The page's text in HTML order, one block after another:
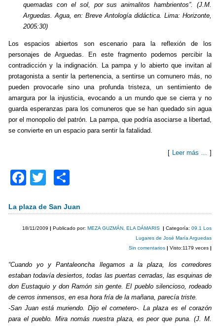
quemadas con el sol, por sus animalitos hambrientos”. (J.M.
Arguedas. Agua, en: Breve Antología didáctica. Lima: Horizonte,
2005:30)
Los espacios abiertos son escenario para la reflexión de los
personajes de Arguedas. En este fragmento podemos percibir la
contradicción y la indignación. La pampa y lo abierto que invitan al
protagonista a sentir la pertenencia, a sentirse un comunero más, no
pueden provocarle sino una profunda tristeza, un sentimiento de
amargura por la injusticia, evocando a un mundo que se cierra y no
guarda esperanzas para los comuneros que se han quedado sin agua
por el monopolio del patrón. La pampa, que podría asociarse a libertad,
se convierte en un espacio para sentir la fatalidad.
[ Leer más … ]
F
c
e
o
k
tt
er
m
p
La plaza de San Juan
18/11/2009 | Publicado por:MEZA GUZMÁN, ELA DÁMARIS |Categoría:09.1 Los
Lugares de José María Arguedas
Sin comentarios| Visto:1179 veces|
“Cuando yo y Pantaleoncha llegamos a la plaza, los corredores
estaban todavía desiertos, todas las puertas cerradas, las esquinas de
don Eustaquio y don Ramón sin gente. El pueblo silencioso, rodeado
de cerros inmensos, en esa hora fría de la mañana, parecía triste.
-San Juan está muriendo. Dijo el cornetero-. La plaza es el corazón
para el pueblo. Mira nomás nuestra plaza, es peor que puna. (J. M.